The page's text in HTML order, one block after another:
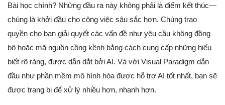
Bài học chính? Những đầu ra này không phải là điểm kết thúc—
chúng là khởi đầu cho công việc sâu sắc hơn. Chúng trao
quyền cho bạn giải quyết các vấn đề như yêu cầu không đồng
bộ hoặc mã nguồn cồng kềnh bằng cách cung cấp những hiểu
biết rõ ràng, được dẫn dắt bởi AI. Và với Visual Paradigm dẫn
đầu như phần mềm mô hình hóa được hỗ trợ AI tốt nhất, bạn sẽ
được trang bị để xử lý nhiều hơn, nhanh hơn.